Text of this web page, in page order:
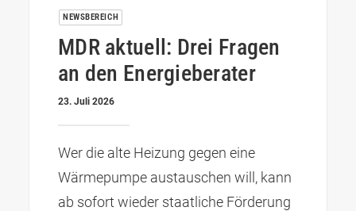
NEWSBEREICH
MDR aktuell: Drei Fragen
an den Energieberater
23. Juli 2026
Wer die alte Heizung gegen eine
Wärmepumpe austauschen will, kann
ab sofort wieder staatliche Förderung